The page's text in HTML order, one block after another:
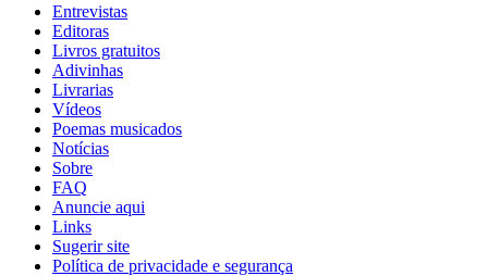
Entrevistas
Editoras
Livros gratuitos
Adivinhas
Livrarias
Vídeos
Poemas musicados
Notícias
Sobre
FAQ
Anuncie aqui
Links
Sugerir site
Política de privacidade e segurança